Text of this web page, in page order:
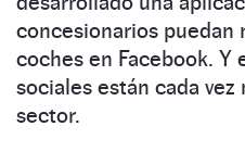
concesionarios puedan
coches en Facebook. Y
sociales están cada
sector.